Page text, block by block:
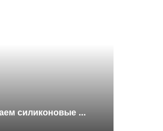
силиконовые ...